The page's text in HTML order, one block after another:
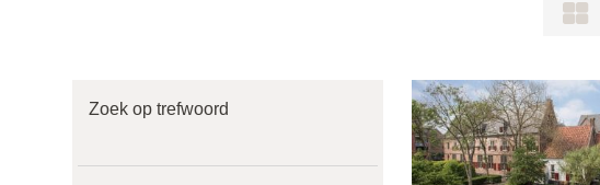
Zoek op trefwoord